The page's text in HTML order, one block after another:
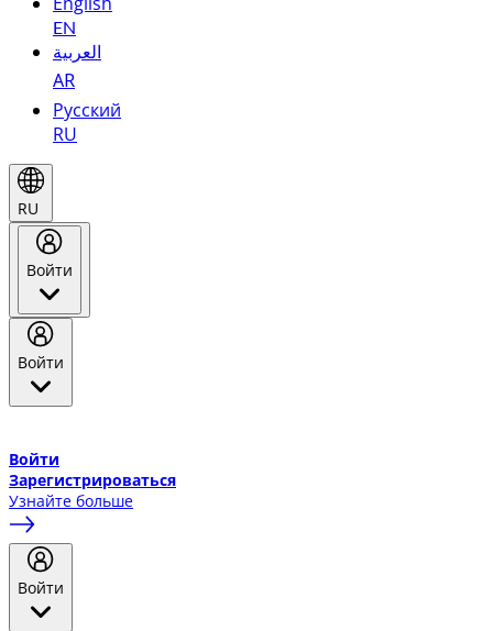
EN
العربية
AR
Русский
RU
RU
Войти
Войти
Войти
Зарегистрироваться
Узнайте больше
Войти